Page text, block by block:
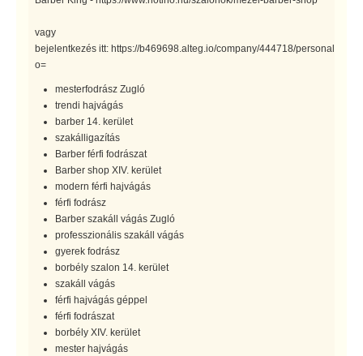
vagy
bejelentkezés itt: https://b469698.alteg.io/company/444718/personal/
o=
mesterfodrász Zugló
trendi hajvágás
barber 14. kerület
szakálligazítás
Barber férfi fodrászat
Barber shop XIV. kerület
modern férfi hajvágás
férfi fodrász
Barber szakáll vágás Zugló
professzionális szakáll vágás
gyerek fodrász
borbély szalon 14. kerület
szakáll vágás
férfi hajvágás géppel
férfi fodrászat
borbély XIV. kerület
mester hajvágás